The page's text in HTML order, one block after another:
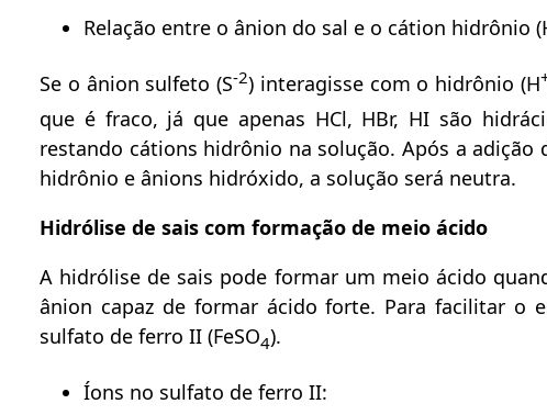
Relação entre o ânion do sal e o cátion hidrônio
Se o ânion sulfeto (S-2) interagisse com o hidrônio (H
que é fraco, já que apenas HCl, HBr, HI são
restando cátions hidrônio na solução. Após a
hidrônio e ânions hidróxido, a solução será neutra.
Hidrólise de sais com formação de meio ácido
A hidrólise de sais pode formar um meio ácido
ânion capaz de formar ácido forte. Para facilitar o
sulfato de ferro II (FeSO4).
Íons no sulfato de ferro II: